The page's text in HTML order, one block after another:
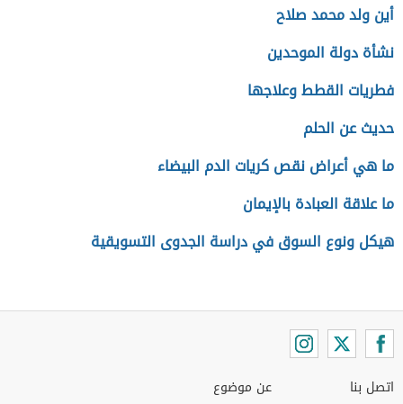
أين ولد محمد صلاح
نشأة دولة الموحدين
فطريات القطط وعلاجها
حديث عن الحلم
ما هي أعراض نقص كريات الدم البيضاء
ما علاقة العبادة بالإيمان
هيكل ونوع السوق في دراسة الجدوى التسويقية
اتصل بنا عن موضوع